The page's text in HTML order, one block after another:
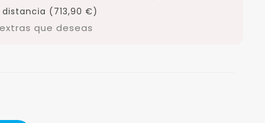
(713,90 €)
que deseas